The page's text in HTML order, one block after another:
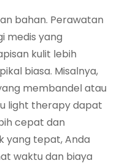
bahan. Perawatan
medis yang
kulit lebih
biasa. Misalnya,
membandel atau
light therapy dapat
cepat dan
yang tepat, Anda
waktu dan biaya